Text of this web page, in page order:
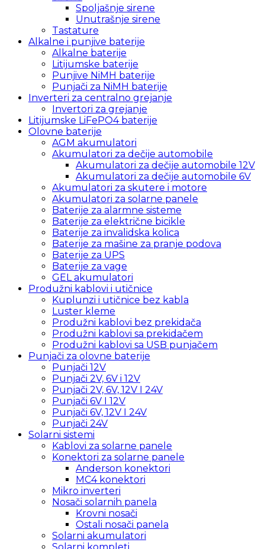
Spoljašnje sirene
Unutrašnje sirene
Tastature
Alkalne i punjive baterije
Alkalne baterije
Litijumske baterije
Punjive NiMH baterije
Punjači za NiMH baterije
Inverteri za centralno grejanje
Invertori za grejanje
Litijumske LiFePO4 baterije
Olovne baterije
AGM akumulatori
Akumulatori za dečije automobile
Akumulatori za dečije automobile 12V
Akumulatori za dečije automobile 6V
Akumulatori za skutere i motore
Akumulatori za solarne panele
Baterije za alarmne sisteme
Baterije za električne bicikle
Baterije za invalidska kolica
Baterije za mašine za pranje podova
Baterije za UPS
Baterije za vage
GEL akumulatori
Produžni kablovi i utičnice
Kuplunzi i utičnice bez kabla
Luster kleme
Produžni kablovi bez prekidača
Produžni kablovi sa prekidačem
Produžni kablovi sa USB punjačem
Punjači za olovne baterije
Punjači 12V
Punjači 2V, 6V i 12V
Punjači 2V, 6V, 12V I 24V
Punjači 6V I 12V
Punjači 6V, 12V I 24V
Punjači 24V
Solarni sistemi
Kablovi za solarne panele
Konektori za solarne panele
Anderson konektori
MC4 konektori
Mikro inverteri
Nosači solarnih panela
Krovni nosači
Ostali nosači panela
Solarni akumulatori